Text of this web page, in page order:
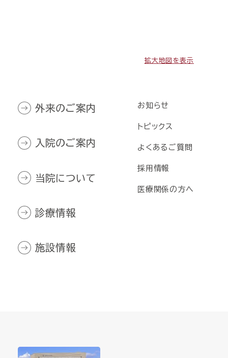
拡大地図を表示
外来のご案内
入院のご案内
当院について
診療情報
施設情報
お知らせ
トピックス
よくあるご質問
採用情報
医療関係の方へ